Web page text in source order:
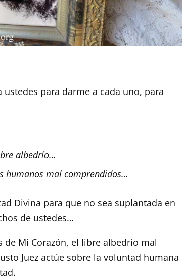
para darme a cada uno, para
albedrío…
humanos mal comprendidos…
Divina para que no sea suplantada en
de ustedes…
Mi Corazón, el libre albedrío mal
Juez actúe sobre la voluntad humana